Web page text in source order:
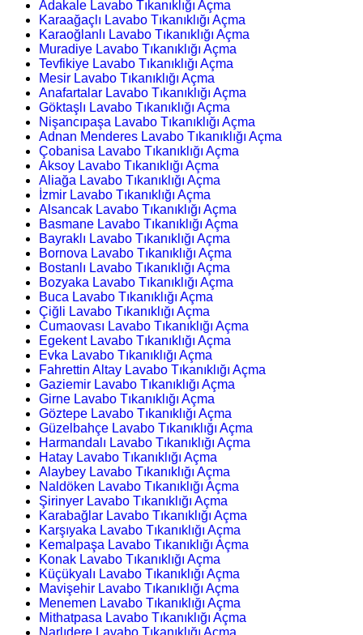
Adakale Lavabo Tıkanıklığı Açma
Karaağaçlı Lavabo Tıkanıklığı Açma
Karaoğlanlı Lavabo Tıkanıklığı Açma
Muradiye Lavabo Tıkanıklığı Açma
Tevfikiye Lavabo Tıkanıklığı Açma
Mesir Lavabo Tıkanıklığı Açma
Anafartalar Lavabo Tıkanıklığı Açma
Göktaşlı Lavabo Tıkanıklığı Açma
Nişancıpaşa Lavabo Tıkanıklığı Açma
Adnan Menderes Lavabo Tıkanıklığı Açma
Çobanisa Lavabo Tıkanıklığı Açma
Aksoy Lavabo Tıkanıklığı Açma
Aliağa Lavabo Tıkanıklığı Açma
İzmir Lavabo Tıkanıklığı Açma
Alsancak Lavabo Tıkanıklığı Açma
Basmane Lavabo Tıkanıklığı Açma
Bayraklı Lavabo Tıkanıklığı Açma
Bornova Lavabo Tıkanıklığı Açma
Bostanlı Lavabo Tıkanıklığı Açma
Bozyaka Lavabo Tıkanıklığı Açma
Buca Lavabo Tıkanıklığı Açma
Çiğli Lavabo Tıkanıklığı Açma
Cumaovası Lavabo Tıkanıklığı Açma
Egekent Lavabo Tıkanıklığı Açma
Evka Lavabo Tıkanıklığı Açma
Fahrettin Altay Lavabo Tıkanıklığı Açma
Gaziemir Lavabo Tıkanıklığı Açma
Girne Lavabo Tıkanıklığı Açma
Göztepe Lavabo Tıkanıklığı Açma
Güzelbahçe Lavabo Tıkanıklığı Açma
Harmandalı Lavabo Tıkanıklığı Açma
Hatay Lavabo Tıkanıklığı Açma
Alaybey Lavabo Tıkanıklığı Açma
Naldöken Lavabo Tıkanıklığı Açma
Şirinyer Lavabo Tıkanıklığı Açma
Karabağlar Lavabo Tıkanıklığı Açma
Karşıyaka Lavabo Tıkanıklığı Açma
Kemalpaşa Lavabo Tıkanıklığı Açma
Konak Lavabo Tıkanıklığı Açma
Küçükyalı Lavabo Tıkanıklığı Açma
Mavişehir Lavabo Tıkanıklığı Açma
Menemen Lavabo Tıkanıklığı Açma
Mithatpasa Lavabo Tıkanıklığı Açma
Narlıdere Lavabo Tıkanıklığı Açma